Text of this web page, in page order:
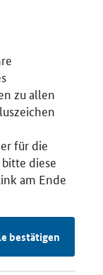
zu allen
für die
diese
am Ende
bestätigen